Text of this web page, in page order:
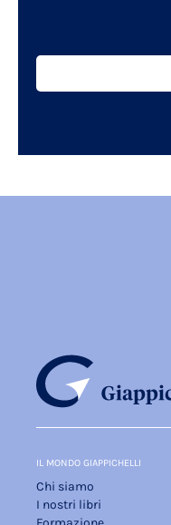
IL MONDO GIAPPICHELLI
Chi siamo
I nostri libri